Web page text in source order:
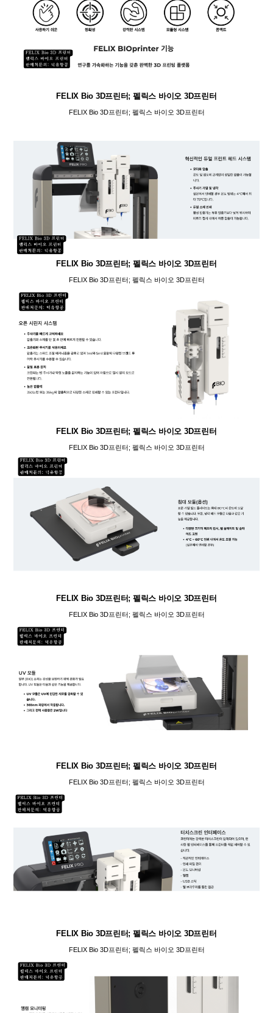
FELIX Bio 3D프린터; 펠릭스 바이오 3D프린터
FELIX Bio 3D프린터; 펠릭스 바이오 3D프린터
FELIX Bio 3D프린터; 펠릭스 바이오 3D프린터
FELIX Bio 3D프린터; 펠릭스 바이오 3D프린터
FELIX Bio 3D프린터; 펠릭스 바이오 3D프린터
FELIX Bio 3D프린터; 펠릭스 바이오 3D프린터
FELIX Bio 3D프린터; 펠릭스 바이오 3D프린터
FELIX Bio 3D프린터; 펠릭스 바이오 3D프린터
FELIX Bio 3D프린터; 펠릭스 바이오 3D프린터
FELIX Bio 3D프린터; 펠릭스 바이오 3D프린터
FELIX Bio 3D프린터; 펠릭스 바이오 3D프린터
FELIX Bio 3D프린터; 펠릭스 바이오 3D프린터